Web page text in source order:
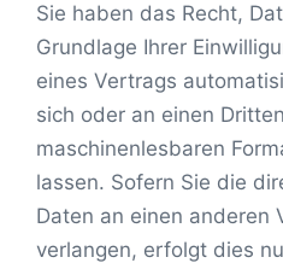
Sie haben das Recht,
Grundlage Ihrer
eines Vertrags
sich oder an einen
maschinenlesbaren
lassen. Sofern Sie die
Daten an einen anderen
verlangen, erfolgt dies